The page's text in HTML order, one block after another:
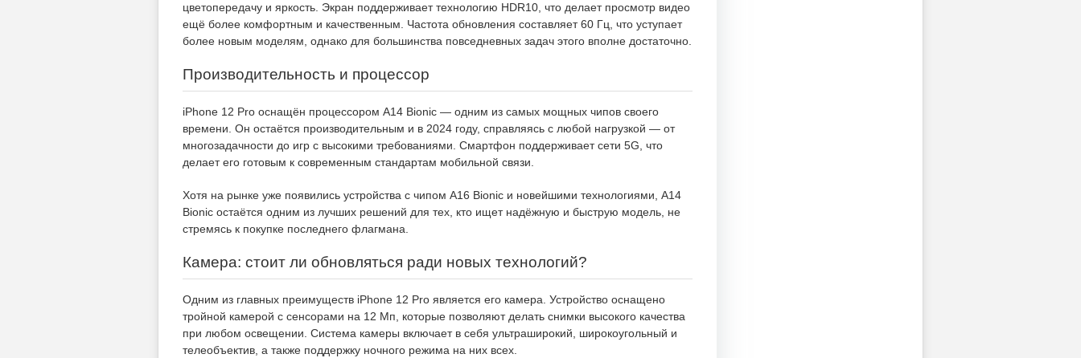
цветопередачу и яркость. Экран поддерживает технологию HDR10, что делает просмотр видео
ещё более комфортным и качественным. Частота обновления составляет 60 Гц, что уступает
более новым моделям, однако для большинства повседневных задач этого вполне достаточно.
Производительность и процессор
iPhone 12 Pro оснащён процессором A14 Bionic — одним из самых мощных чипов своего
времени. Он остаётся производительным и в 2024 году, справляясь с любой нагрузкой — от
многозадачности до игр с высокими требованиями. Смартфон поддерживает сети 5G, что
делает его готовым к современным стандартам мобильной связи.
Хотя на рынке уже появились устройства с чипом A16 Bionic и новейшими технологиями, A14
Bionic остаётся одним из лучших решений для тех, кто ищет надёжную и быструю модель, не
стремясь к покупке последнего флагмана.
Камера: стоит ли обновляться ради новых технологий?
Одним из главных преимуществ iPhone 12 Pro является его камера. Устройство оснащено
тройной камерой с сенсорами на 12 Мп, которые позволяют делать снимки высокого качества
при любом освещении. Система камеры включает в себя ультраширокий, широкоугольный и
телеобъектив, а также поддержку ночного режима на них всех.